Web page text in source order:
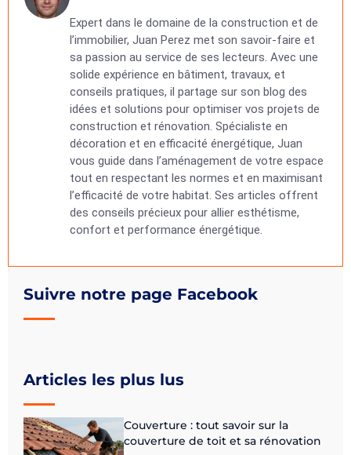
Suivre notre page Facebook
Articles les plus lus
Couverture : tout savoir sur la
couverture de toit et sa rénovation
Expert dans le domaine de la construction et de
l’immobilier, Juan Perez met son savoir-faire et
sa passion au service de ses lecteurs. Avec une
solide expérience en bâtiment, travaux, et
conseils pratiques, il partage sur son blog des
idées et solutions pour optimiser vos projets de
construction et rénovation. Spécialiste en
décoration et en efficacité énergétique, Juan
vous guide dans l’aménagement de votre espace
tout en respectant les normes et en maximisant
l’efficacité de votre habitat. Ses articles offrent
des conseils précieux pour allier esthétisme,
confort et performance énergétique.